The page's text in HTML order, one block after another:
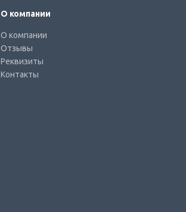
О компании
О компании
Отзывы
Реквизиты
Контакты